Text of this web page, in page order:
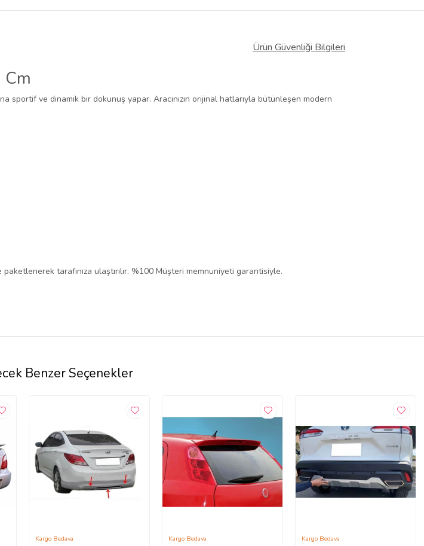
Ürün Güvenliği Bilgileri
sportif ve dinamik bir dokunuş yapar. Aracınızın orijinal hatlarıyla bütünleşen modern
tarafınıza ulaştırılır. %100 Müşteri memnuniyeti garantisiyle.
Benzer Seçenekler
Kargo Bedava Kargo Bedava Kargo Bedava